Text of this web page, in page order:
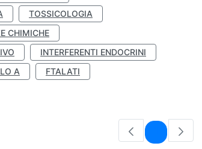
TOSSICOLOGIA
CHIMICHE
INTERFERENTI ENDOCRINI
A
FTALATI
Pagina